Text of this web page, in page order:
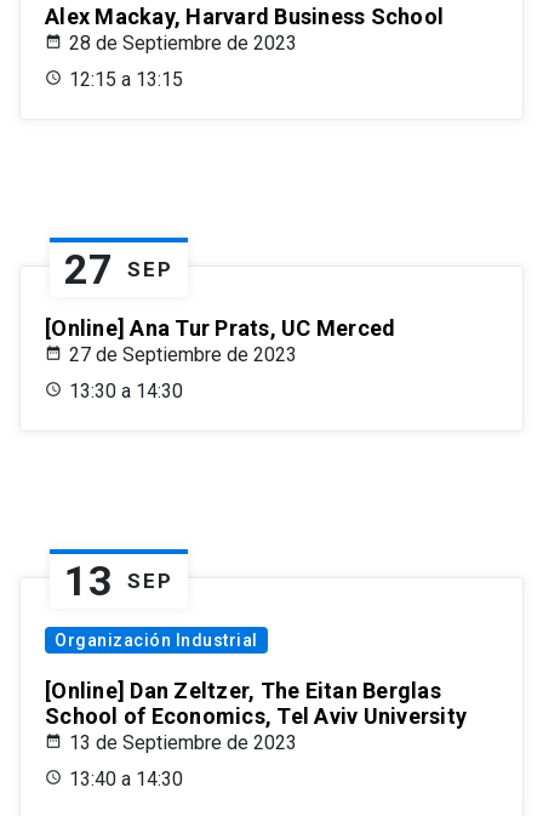
Alex Mackay, Harvard Business School
28 de Septiembre de 2023
12:15 a 13:15
27 SEP
[Online] Ana Tur Prats, UC Merced
27 de Septiembre de 2023
13:30 a 14:30
13 SEP
Organización Industrial
[Online] Dan Zeltzer, The Eitan Berglas
School of Economics, Tel Aviv University
13 de Septiembre de 2023
13:40 a 14:30